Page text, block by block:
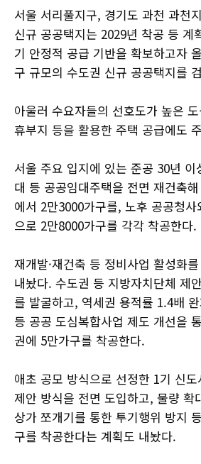
서울 서리풀지구, 경기도 과천 과천
신규 공공택지는 2029년 착공 등 계
기 안정적 공급 기반을 확보하고자
구 규모의 수도권 신규 공공택지를
아울러 수요자들의 선호도가 높은
휴부지 등을 활용한 주택 공급에도
서울 주요 입지에 있는 준공 30년 이
대 등 공공임대주택을 전면 재건축
에서 2만3000가구를, 노후 공공청
으로 2만8000가구를 각각 착공한다.
재개발·재건축 등 정비사업 활성화
내놨다. 수도권 등 지방자치단체 제
를 발굴하고, 역세권 용적률 1.4배
등 공공 도심복합사업 제도 개선을
권에 5만가구를 착공한다.
애초 공모 방식으로 선정한 1기 신
제안 방식을 전면 도입하고, 물량 확
상가 쪼개기를 통한 투기행위 방지
구를 착공한다는 계획도 내놨다.